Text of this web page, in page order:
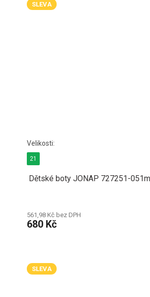
SLEVA
Dětské boty JONAP 727251-
561,98 Kč bez DPH
680 Kč
21
SLEVA